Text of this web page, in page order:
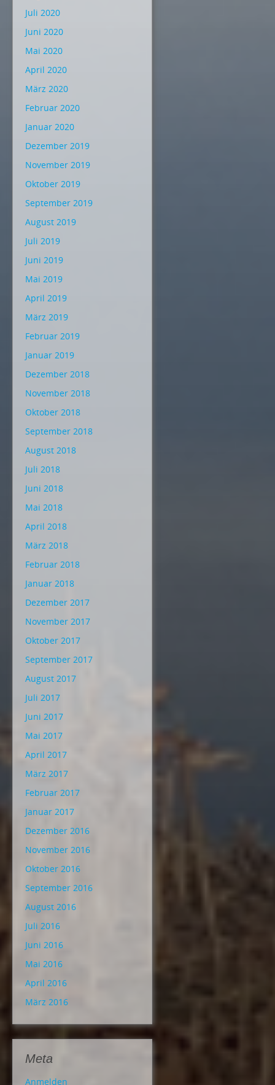
Juli 2020
Juni 2020
Mai 2020
April 2020
März 2020
Februar 2020
Januar 2020
Dezember 2019
November 2019
Oktober 2019
September 2019
August 2019
Juli 2019
Juni 2019
Mai 2019
April 2019
März 2019
Februar 2019
Januar 2019
Dezember 2018
November 2018
Oktober 2018
September 2018
August 2018
Juli 2018
Juni 2018
Mai 2018
April 2018
März 2018
Februar 2018
Januar 2018
Dezember 2017
November 2017
Oktober 2017
September 2017
August 2017
Juli 2017
Juni 2017
Mai 2017
April 2017
März 2017
Februar 2017
Januar 2017
Dezember 2016
November 2016
Oktober 2016
September 2016
August 2016
Juli 2016
Juni 2016
Mai 2016
April 2016
März 2016
Meta
Anmelden